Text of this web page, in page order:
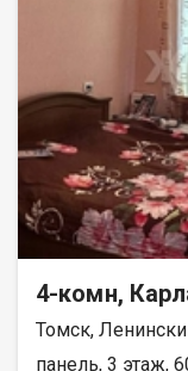
4-комн,
Томск,
панель, 3 этаж,